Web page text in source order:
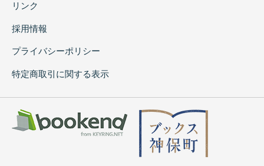
リンク
採用情報
プライバシーポリシー
特定商取引に関する表示